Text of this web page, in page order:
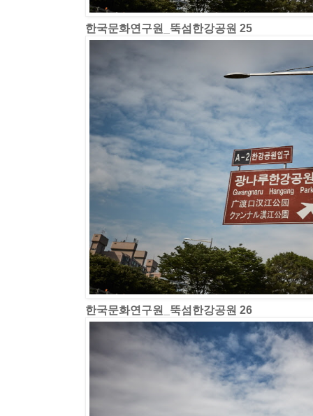
한국문화연구원_뚝섬한강공원 25
한국문화연구원_뚝섬한강공원 26